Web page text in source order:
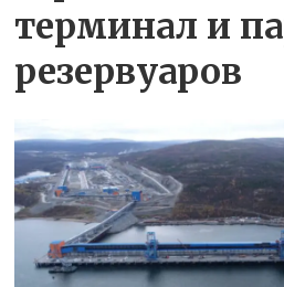
терминал и
резервуаров